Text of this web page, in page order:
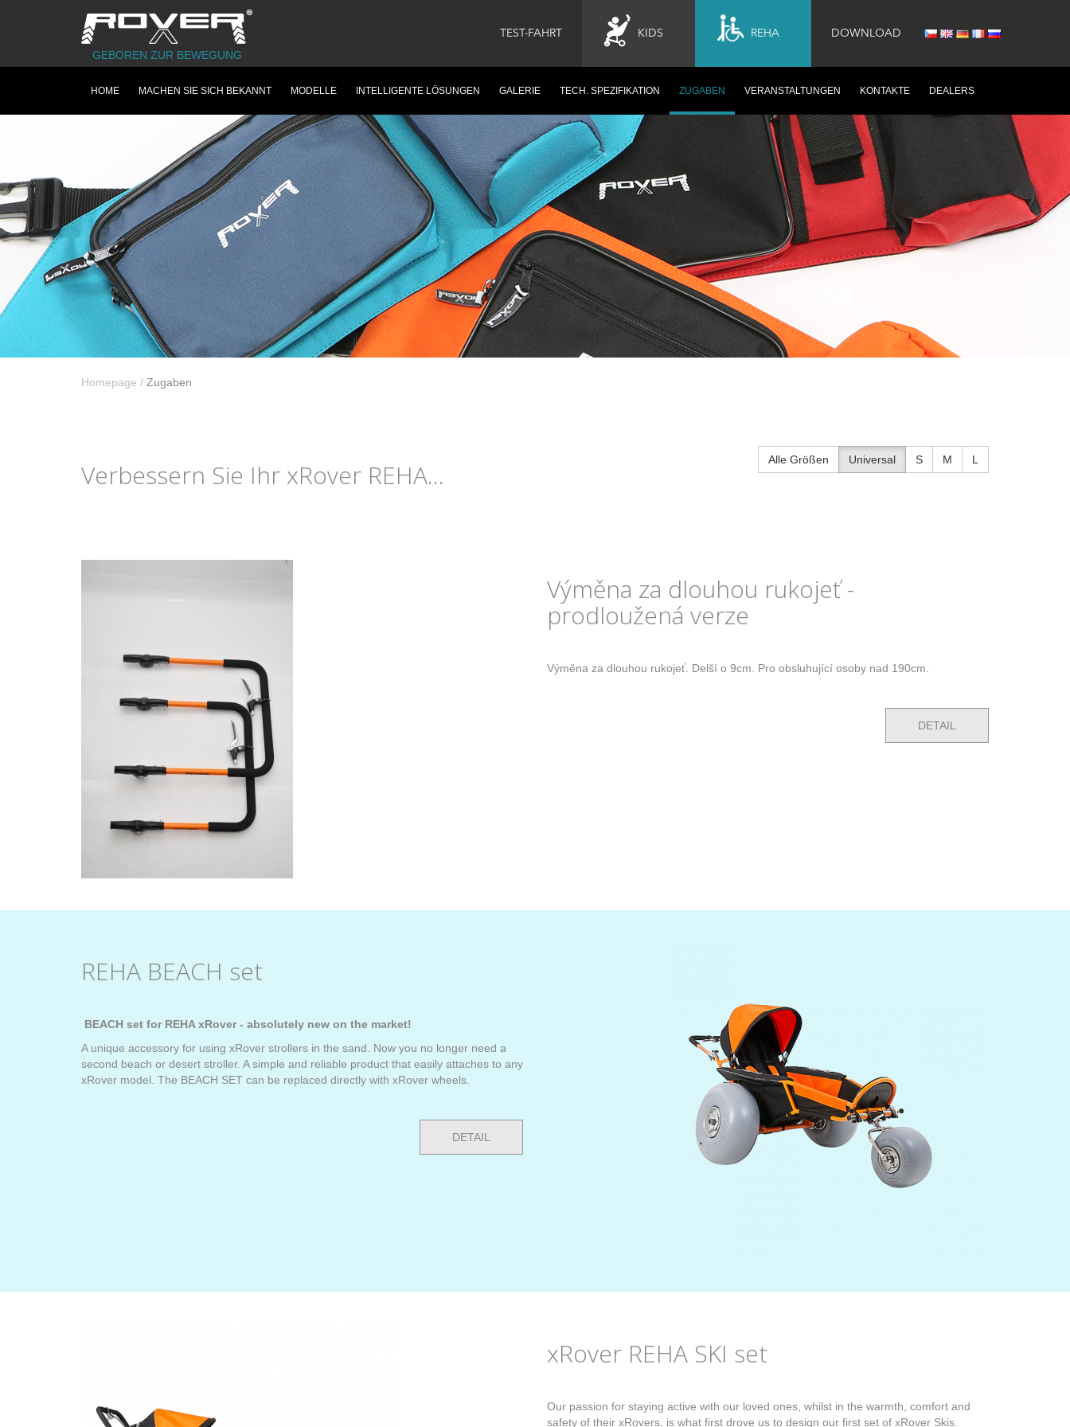
GEBOREN ZUR BEWEGUNG
TEST-FAHRT KIDS REHA DOWNLOAD
HOME MACHEN SIE SICH BEKANNT MODELLE INTELLIGENTE LÖSUNGEN GALERIE TECH. SPEZIFIKATION ZUGABEN VERANSTALTUNGEN KONTAKTE DEALERS
Homepage / Zugaben
Alle Größen Universal S M L
Verbessern Sie Ihr xRover REHA...
Výměna za dlouhou rukojeť -
prodloužená verze
Výměna za dlouhou rukojeť. Delší o 9cm. Pro obsluhující osoby nad 190cm.
DETAIL
REHA BEACH set
BEACH set for REHA xRover - absolutely new on the market!
A unique accessory for using xRover strollers in the sand. Now you no longer need a
second beach or desert stroller. A simple and reliable product that easily attaches to any
xRover model. The BEACH SET can be replaced directly with xRover wheels.
DETAIL
xRover REHA SKI set
Our passion for staying active with our loved ones, whilst in the warmth, comfort and
safety of their xRovers, is what first drove us to design our first set of xRover Skis.